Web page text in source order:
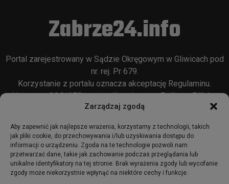
Zarządzaj zgodą
Aby zapewnić jak najlepsze wrażenia, korzystamy z technologii, takich
jak pliki cookie, do przechowywania i/lub uzyskiwania dostępu do
informacji o urządzeniu. Zgoda na te technologie pozwoli nam
przetwarzać dane, takie jak zachowanie podczas przeglądania lub
unikalne identyfikatory na tej stronie. Brak wyrażenia zgody lub wycofanie
zgody może niekorzystnie wpłynąć na niektóre cechy i funkcje.
Zabrze24.info
Portal zarejestrowany w Sądzie Okręgowym w Gliwicach pod
nr. rej. Pr 679.
Korzystanie z portalu oznacza akceptację Regulaminu
Używamy COOKIES w sposób opisany wPolityce Plików
Cookie